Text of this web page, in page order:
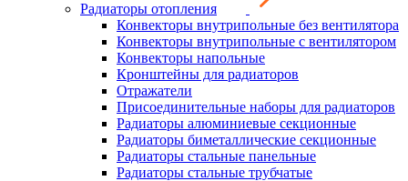
Радиаторы отопления
Конвекторы внутрипольные без вентилятора
Конвекторы внутрипольные с вентилятором
Конвекторы напольные
Кронштейны для радиаторов
Отражатели
Присоединительные наборы для радиаторов
Радиаторы алюминиевые секционные
Радиаторы биметаллические секционные
Радиаторы стальные панельные
Радиаторы стальные трубчатые